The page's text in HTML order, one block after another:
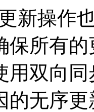
新操作
保所有
用双向
的无序